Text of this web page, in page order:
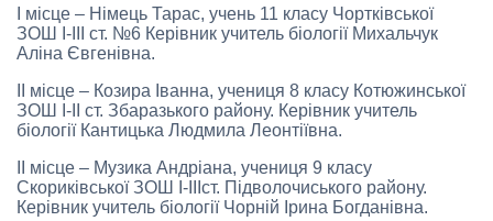
І місце – Німець Тарас, учень 11 класу Чортківської
ЗОШ І-ІІІ ст. №6 Керівник учитель біології Михальчук
Аліна Євгенівна.
ІІ місце – Козира Іванна, учениця 8 класу Котюжинської
ЗОШ І-ІІ ст. Збаразького району. Керівник учитель
біології Кантицька Людмила Леонтіївна.
ІІ місце – Музика Андріана, учениця 9 класу
Скориківської ЗОШ І-ІІІст. Підволочиського району.
Керівник учитель біології Чорній Ірина Богданівна.